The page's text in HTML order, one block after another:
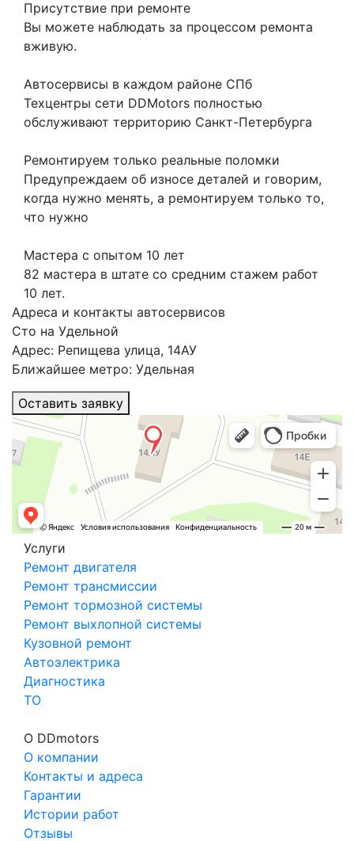
Присутствие при ремонте
Вы можете наблюдать за процессом ремонта
вживую.
Автосервисы в каждом районе СПб
Техцентры сети DDMotors полностью
обслуживают территорию Санкт-Петербурга
Ремонтируем только реальные поломки
Предупреждаем об износе деталей и говорим,
когда нужно менять, а ремонтируем только то,
что нужно
Мастера с опытом 10 лет
82 мастера в штате со средним стажем работ
10 лет.
Адреса и контакты автосервисов
Сто на Удельной
Адрес: Репищева улица, 14АУ
Ближайшее метро: Удельная
Оставить заявку
Услуги
Ремонт двигателя
Ремонт трансмиссии
Ремонт тормозной системы
Ремонт выхлопной системы
Кузовной ремонт
Автоэлектрика
Диагностика
ТО
О DDmotors
О компании
Контакты и адреса
Гарантии
Истории работ
Отзывы